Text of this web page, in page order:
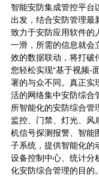
智能安防集成管控平台
出发，结合安防管理最
致力于安防应用软件的
一滑，所需的信息就会
效的数据联动，将打破
您轻松实现“基于视频-
署的与众不同。真正实
活的网络集中安防综合
所智能化的安防综合管
监控、门禁、灯光、
机信号探测报警、智能
子系统，提供智能化的
设备控制中心、统计分
化安防综合管理的目的。